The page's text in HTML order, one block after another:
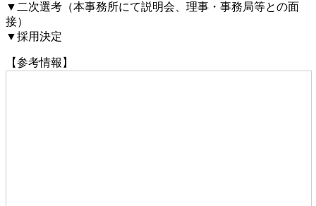
▼二次選考（本事務所にて説明会、理事・事務局等との面
接）
▼採用決定
【参考情報】